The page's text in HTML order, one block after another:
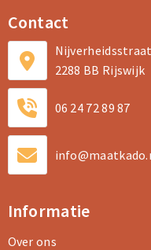
Contact
2288 BB Rijswijk
06 24 72 89 87
Informatie
Over ons